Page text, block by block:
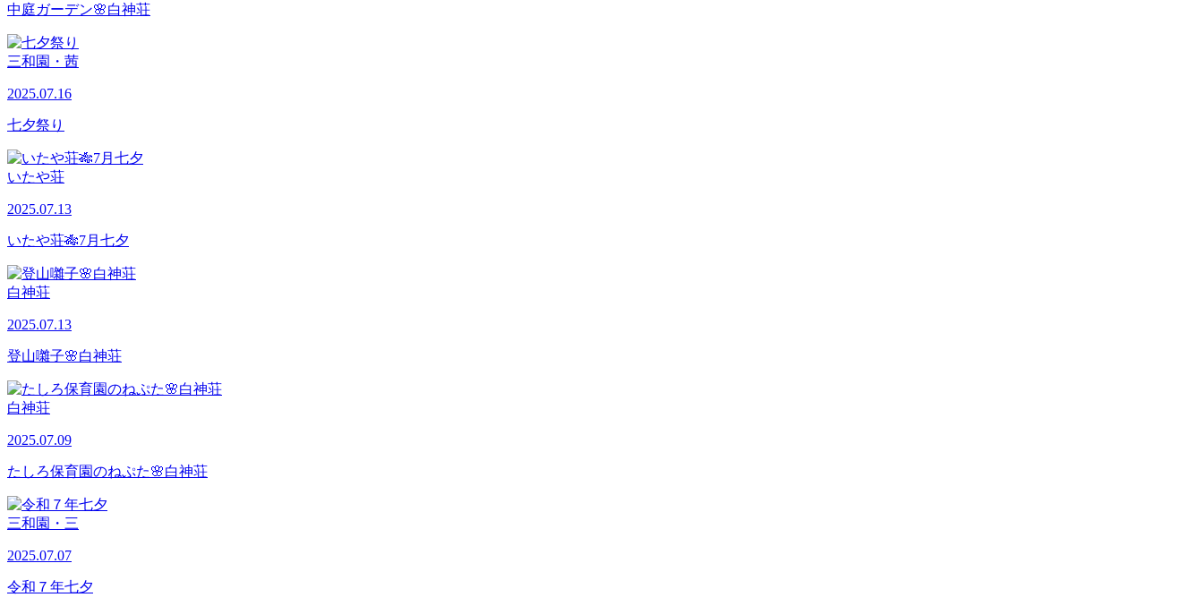
中庭ガーデン🌸白神荘
三和園・茜
2025.07.16
七夕祭り
いたや荘
2025.07.13
いたや荘🎋7月七夕
白神荘
2025.07.13
登山囃子🌸白神荘
白神荘
2025.07.09
たしろ保育園のねぷた🌸白神荘
三和園・三
2025.07.07
令和７年七夕